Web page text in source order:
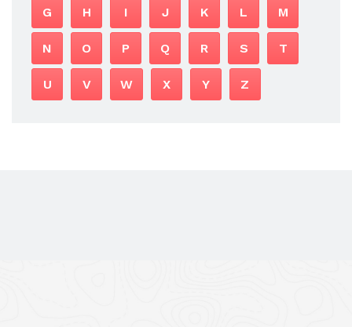
G H I J K L M
N O P Q R S T
U V W X Y Z